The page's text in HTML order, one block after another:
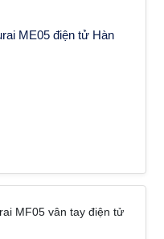
ME05 điện tử Hàn